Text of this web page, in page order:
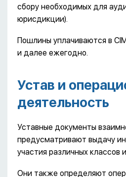
сбору необходимых для
юрисдикции).
Пошлины уплачиваются в
и далее ежегодно.
Устав и
деятельность
Уставные документы
предусматривают выдачу
участия различных классов
Они также определяют